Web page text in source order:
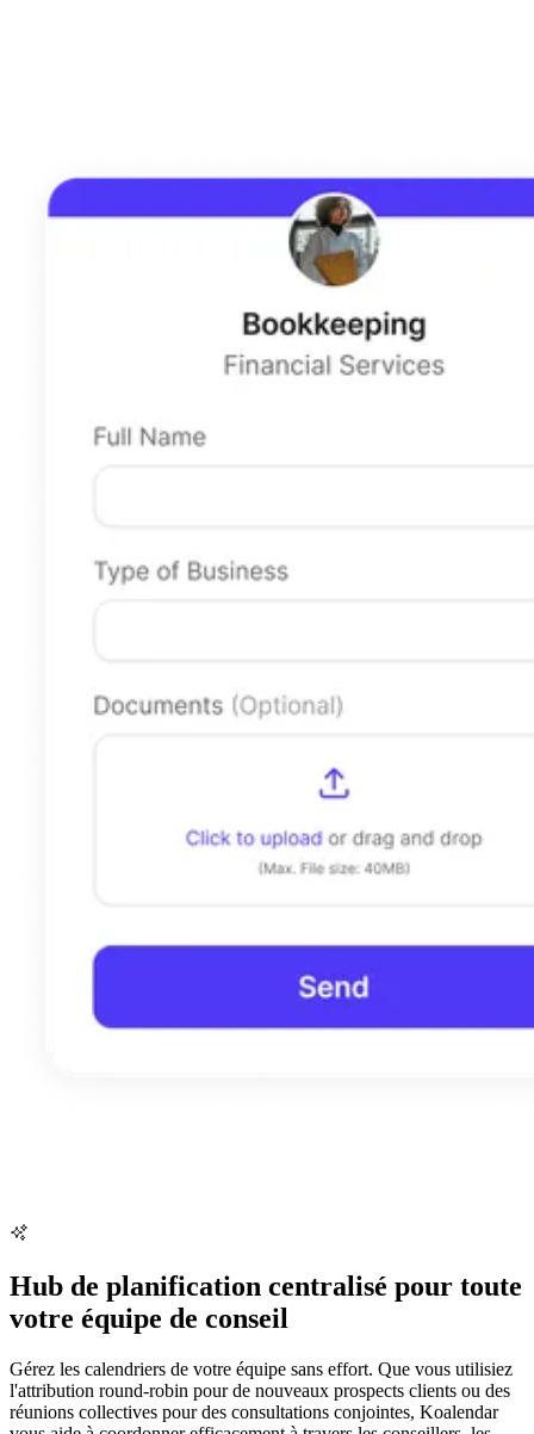
Hub de planification centralisé pour toute
votre équipe de conseil
Gérez les calendriers de votre équipe sans effort. Que vous utilisiez
l'attribution round-robin pour de nouveaux prospects clients ou des
réunions collectives pour des consultations conjointes, Koalendar